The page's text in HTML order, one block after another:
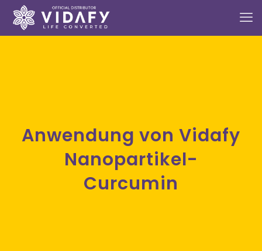
Anwendung von Vidafy
Nanopartikel-
Curcumin